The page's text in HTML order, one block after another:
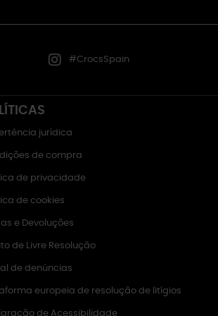
#CrocsSpain
jurídica
de compra
de privacidade
de cookies
e Devoluções
de Livre Resolução
de denúncias
europeia de resolução de litígios
de Acessibilidade